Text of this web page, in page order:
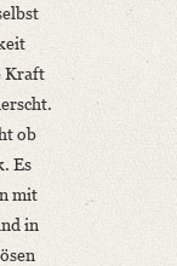
Kraft
ob
Es
mit
in